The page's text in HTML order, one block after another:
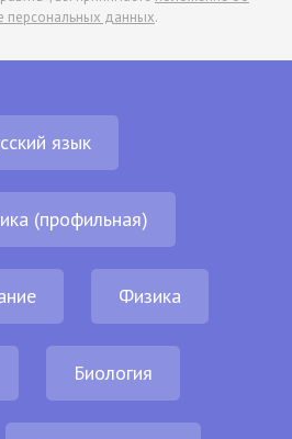
персональных данных.
язык
(профильная)
Физика
Биология